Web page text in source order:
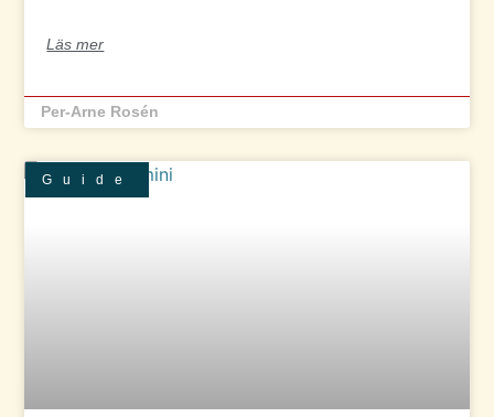
Läs mer
Per-Arne Rosén
Guide